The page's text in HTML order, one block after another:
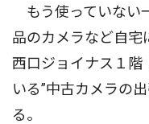
もう使っていない
品のカメラなど自宅
西口ジョイナス１階
いる”中古カメラの
る。